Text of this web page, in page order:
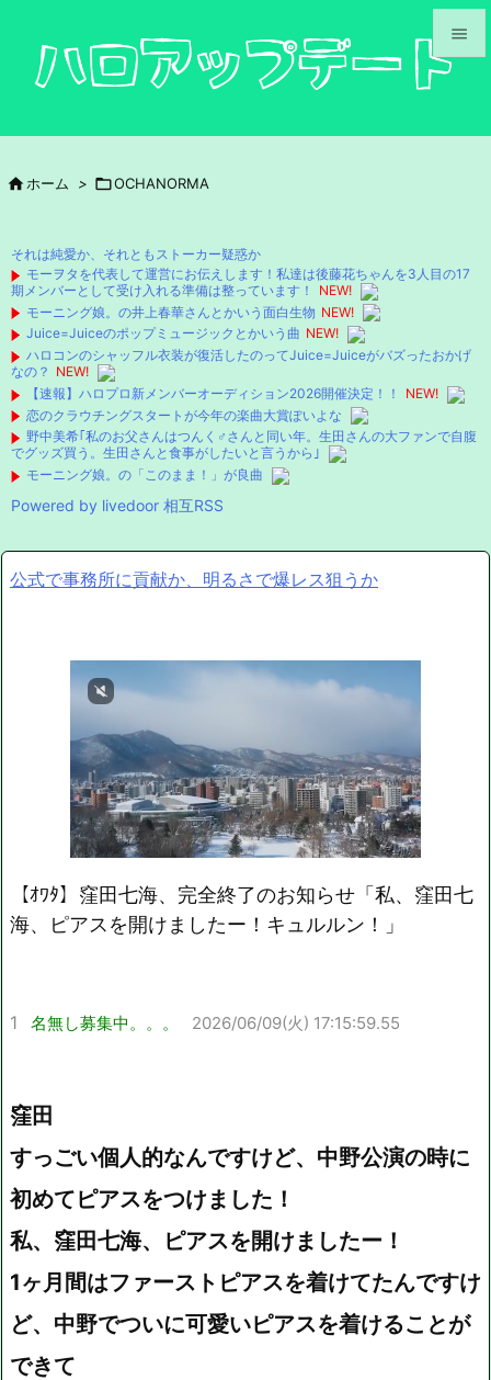



次へ
 ホーム > OCHANORMA
それは純愛か、それともストーカー疑惑か
モーヲタを代表して運営にお伝えします！私達は後藤花ちゃんを3人目の17
期メンバーとして受け入れる準備は整っています！
NEW!
モーニング娘。の井上春華さんとかいう面白生物 NEW!
Juice=Juiceのポップミュージックとかいう曲 NEW!
ハロコンのシャッフル衣装が復活したのってJuice=Juiceがバズったおかげ
なの？ NEW!
【速報】ハロプロ新メンバーオーディション2026開催決定！！
NEW!
恋のクラウチングスタートが今年の楽曲大賞ぽいよな
野中美希｢私のお父さんはつんく♂さんと同い年。生田さんの大ファンで自腹
でグッズ買う。生田さんと食事がしたいと言うから｣
モーニング娘。の「このまま！」が良曲
Powered by livedoor 相互RSS
公式で事務所に貢献か、明るさで爆レス狙うか
【ｵﾜﾀ】窪田七海、完全終了のお知らせ「私、窪田七
海、ピアスを開けましたー！キュルルン！」
1 名無し募集中。。。 2026/06/09(火) 17:15:59.55
窪田
すっごい個人的なんですけど、中野公演の時に
初めてピアスをつけました！
私、窪田七海、ピアスを開けましたー！
1ヶ月間はファーストピアスを着けてたんですけ
ど、中野でついに可愛いピアスを着けることが
できて